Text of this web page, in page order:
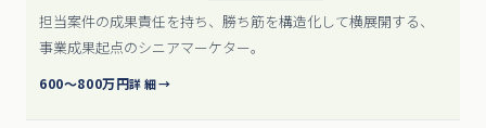
担当案件の成果責任を持ち、勝ち筋を構造化して横展開する、
事業成果起点のシニアマーケター。
600〜800万円詳細→